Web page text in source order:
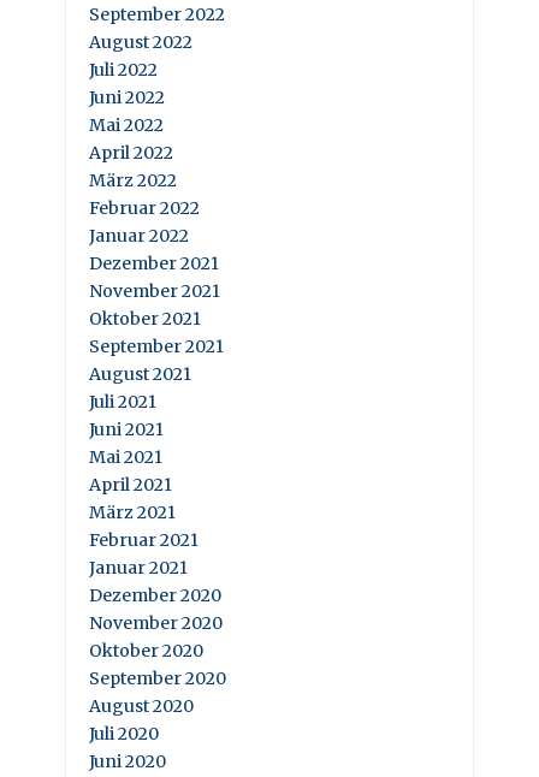
September 2022
August 2022
Juli 2022
Juni 2022
Mai 2022
April 2022
März 2022
Februar 2022
Januar 2022
Dezember 2021
November 2021
Oktober 2021
September 2021
August 2021
Juli 2021
Juni 2021
Mai 2021
April 2021
März 2021
Februar 2021
Januar 2021
Dezember 2020
November 2020
Oktober 2020
September 2020
August 2020
Juli 2020
Juni 2020